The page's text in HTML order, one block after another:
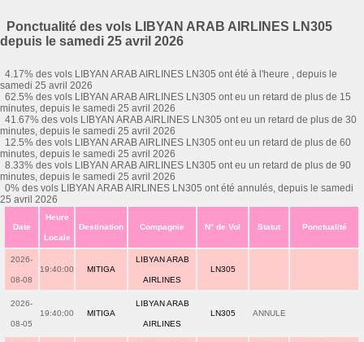
Ponctualité des vols LIBYAN ARAB AIRLINES LN305
depuis le samedi 25 avril 2026
4.17% des vols LIBYAN ARAB AIRLINES LN305 ont été à l'heure , depuis le
samedi 25 avril 2026
62.5% des vols LIBYAN ARAB AIRLINES LN305 ont eu un retard de plus de 15
minutes, depuis le samedi 25 avril 2026
41.67% des vols LIBYAN ARAB AIRLINES LN305 ont eu un retard de plus de 30
minutes, depuis le samedi 25 avril 2026
12.5% des vols LIBYAN ARAB AIRLINES LN305 ont eu un retard de plus de 60
minutes, depuis le samedi 25 avril 2026
8.33% des vols LIBYAN ARAB AIRLINES LN305 ont eu un retard de plus de 90
minutes, depuis le samedi 25 avril 2026
0% des vols LIBYAN ARAB AIRLINES LN305 ont été annulés, depuis le samedi
25 avril 2026
Date
Heure
Locale
Destination Compagnie N° de Vol Statut Ponctualité
2026-
08-08
19:40:00 MITIGA
LIBYAN ARAB
AIRLINES
LN305
2026-
08-05
19:40:00 MITIGA
LIBYAN ARAB
AIRLINES
LN305 ANNULE